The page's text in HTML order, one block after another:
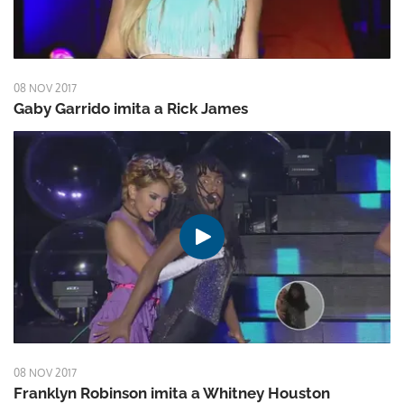
08 NOV 2017
Gaby Garrido imita a Rick James
08 NOV 2017
Franklyn Robinson imita a Whitney Houston